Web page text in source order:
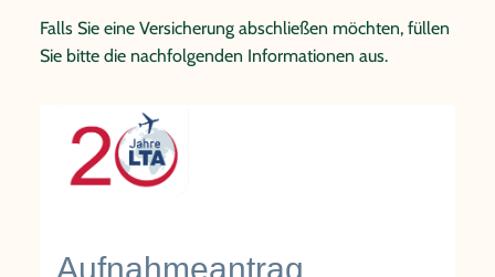
Falls Sie eine Versicherung abschließen möchten, füllen
Sie bitte die nachfolgenden Informationen aus.